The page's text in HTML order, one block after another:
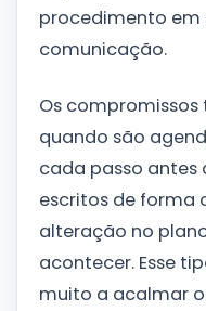
procedimento em
comunicação.
Os
quando são
cada passo antes
escritos de forma
alteração no
acontecer. Esse
muito a acalmar